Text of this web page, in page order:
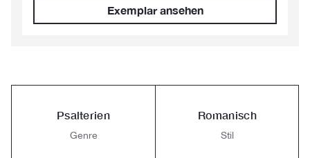
Exemplar ansehen
Psalterien
Genre
Romanisch
Stil